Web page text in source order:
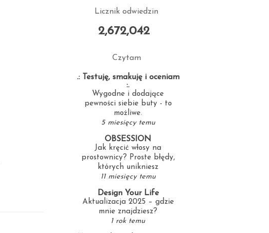
Licznik odwiedzin
2,672,042
Czytam
.: Testuję, smakuję i oceniam
:.
Wygodne i dodające
pewności siebie buty - to
możliwe.
5 miesięcy temu
OBSESSION
Jak kręcić włosy na
prostownicy? Proste błędy,
których unikniesz
11 miesięcy temu
Design Your Life
Aktualizacja 2025 – gdzie
mnie znajdziesz?
1 rok temu